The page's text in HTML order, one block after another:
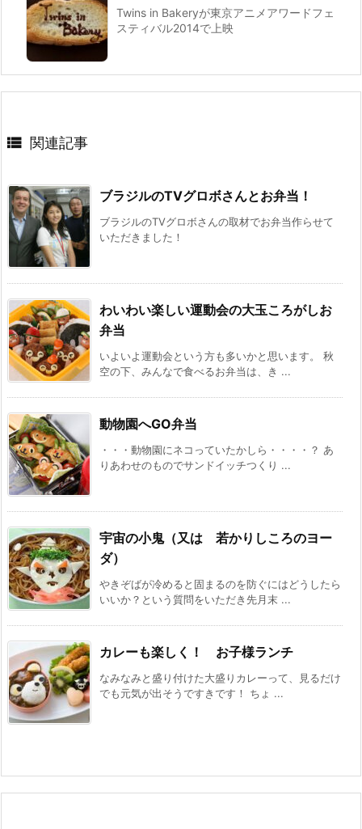
Twins in Bakeryが東京アニメアワードフェ
スティバル2014で上映
 関連記事
ブラジルのTVグロボさんとお弁当！
ブラジルのTVグロボさんの取材でお弁当作らせて
いただきました！
わいわい楽しい運動会の大玉ころがしお
弁当
いよいよ運動会という方も多いかと思います。 秋
空の下、みんなで食べるお弁当は、き ...
動物園へGO弁当
・・・動物園にネコっていたかしら・・・・？ あ
りあわせのものでサンドイッチつくり ...
宇宙の小鬼（又は 若かりしころのヨー
ダ）
やきぞばが冷めると固まるのを防ぐにはどうしたら
いいか？という質問をいただき先月末 ...
カレーも楽しく！ お子様ランチ
なみなみと盛り付けた大盛りカレーって、見るだけ
でも元気が出そうですきです！ ちょ ...